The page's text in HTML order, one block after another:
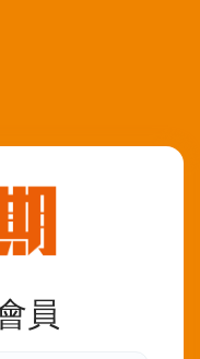
員